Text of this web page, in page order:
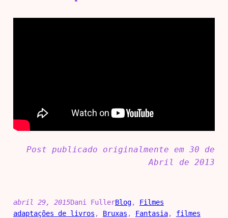
Post publicado originalmente em 30 de
Abril de 2013
abril 29, 2015Dani FullerBlog, Filmes
adaptações de livros , Bruxas , Fantasia, filmes